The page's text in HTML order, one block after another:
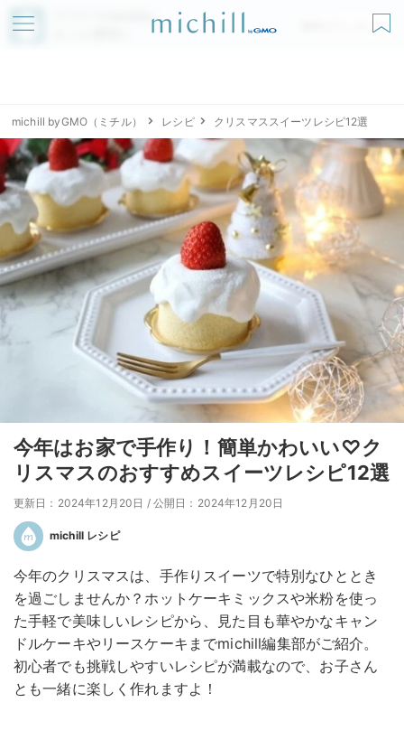
アプリでmichillが
無料ダウンロード
michill byGMO（ミチル） レシピ クリスマススイーツレシピ12選
今年はお家で手作り！簡単かわいい♡ク
リスマスのおすすめスイーツレシピ12選
更新日：2024年12月20日 / 公開日：2024年12月20日
michill レシピ
今年のクリスマスは、手作りスイーツで特別なひととき
を過ごしませんか？ホットケーキミックスや米粉を使っ
た手軽で美味しいレシピから、見た目も華やかなキャン
ドルケーキやリースケーキまでmichill編集部がご紹介。
初心者でも挑戦しやすいレシピが満載なので、お子さん
とも一緒に楽しく作れますよ！